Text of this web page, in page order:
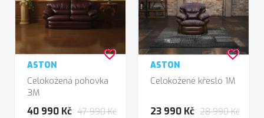
ASTON
Celokožená pohovka
3M
40 990 Kč 47 990 Kč
favorite_border
ASTON
Celokožené křeslo 1M
23 990 Kč 28 990 Kč
favorite_border